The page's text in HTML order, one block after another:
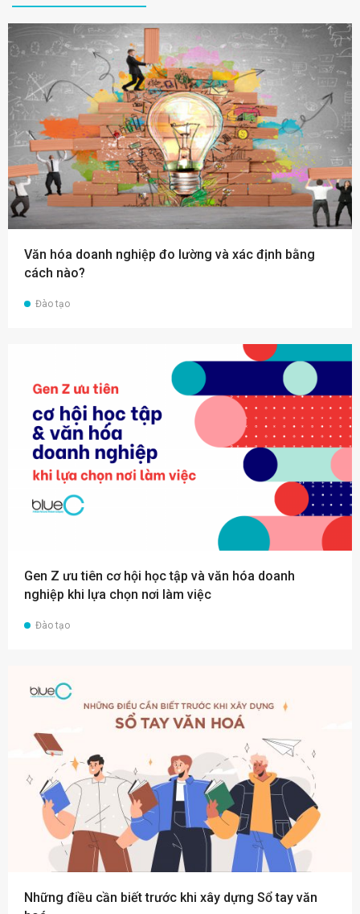
Văn hóa doanh nghiệp đo lường và xác định bằng
cách nào?
Đào tạo
Gen Z ưu tiên cơ hội học tập và văn hóa doanh
nghiệp khi lựa chọn nơi làm việc
Đào tạo
Những điều cần biết trước khi xây dựng Sổ tay văn